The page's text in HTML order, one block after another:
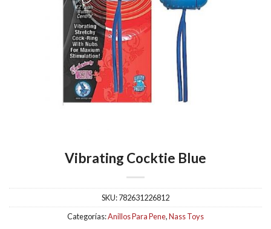
Vibrating Cocktie Blue
SKU:782631226812
Categorías:Anillos Para Pene,Nass Toys